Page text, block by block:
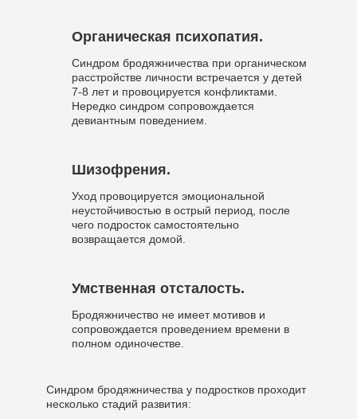
Органическая психопатия.
Синдром бродяжничества при органическом
расстройстве личности встречается у детей
7-8 лет и провоцируется конфликтами.
Нередко синдром сопровождается
девиантным поведением.
Шизофрения.
Уход провоцируется эмоциональной
неустойчивостью в острый период, после
чего подросток самостоятельно
возвращается домой.
Умственная отсталость.
Бродяжничество не имеет мотивов и
сопровождается проведением времени в
полном одиночестве.
Синдром бродяжничества у подростков проходит
несколько стадий развития: